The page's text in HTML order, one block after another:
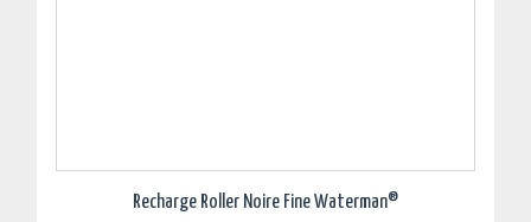
Recharge Roller Noire Fine Waterman®